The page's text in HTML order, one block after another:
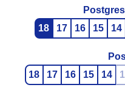
18
17 16 15 14
18
17 16 15 14